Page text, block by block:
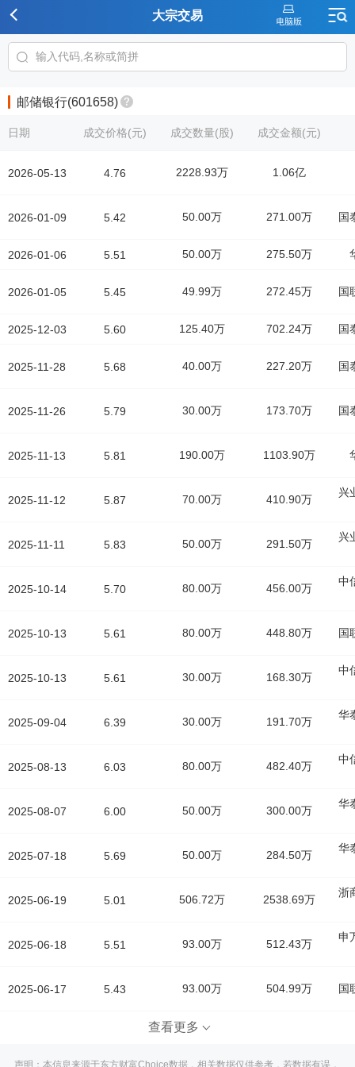
大宗交易
邮储银行(601658)
日期
2026-05-13
2026-01-09
2026-01-06
2026-01-05
2025-12-03
2025-11-28
2025-11-26
2025-11-13
2025-11-12
2025-11-11
2025-10-14
2025-10-13
2025-10-13
2025-09-04
2025-08-13
2025-08-07
2025-07-18
2025-06-19
2025-06-18
2025-06-17
成交价格(元) 成交数量(股) 成交金额(元)
4.76 2228.93万 1.06亿
5.42 50.00万 271.00万 国
5.51 50.00万 275.50万
5.45 49.99万 272.45万 国
5.60 125.40万 702.24万 国
5.68 40.00万 227.20万 国
5.79 30.00万 173.70万 国
5.81 190.00万 1103.90万
5.87 70.00万 410.90万
兴
5.83 50.00万 291.50万
兴
5.70 80.00万 456.00万
中
5.61 80.00万 448.80万 国
5.61 30.00万 168.30万
中
6.39 30.00万 191.70万
华
6.03 80.00万 482.40万
中
6.00 50.00万 300.00万
华
5.69 50.00万 284.50万
华
5.01 506.72万 2538.69万
浙
5.51 93.00万 512.43万
申
5.43 93.00万 504.99万 国
查看更多
声明：本信息来源于东方财富Choice数据，相关数据仅供参考，若数据有误，